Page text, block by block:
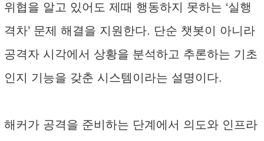
위협을 알고 있어도 제때 행동하지 못하는 ‘실행
격차’ 문제 해결을 지원한다. 단순 챗봇이 아니라
공격자 시각에서 상황을 분석하고 추론하는 기초
인지 기능을 갖춘 시스템이라는 설명이다.
해커가 공격을 준비하는 단계에서 의도와 인프라